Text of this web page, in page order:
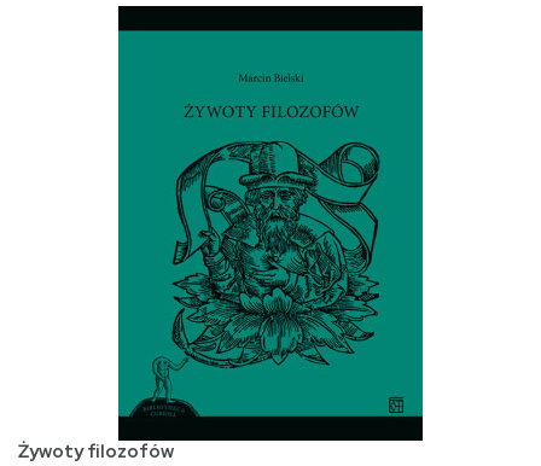
Żywoty filozofów